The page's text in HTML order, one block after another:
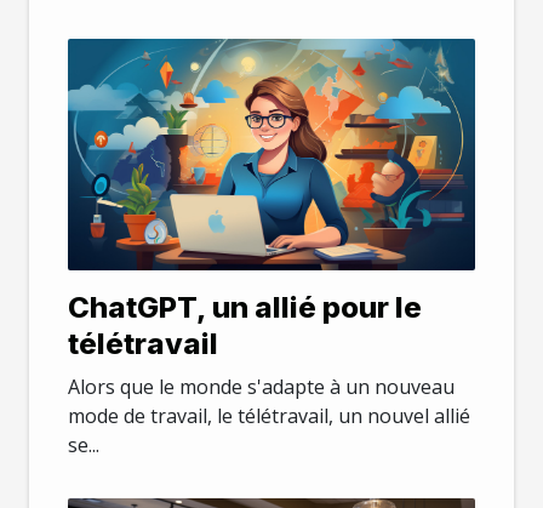
ChatGPT, un allié pour le
télétravail
Alors que le monde s'adapte à un nouveau
mode de travail, le télétravail, un nouvel allié
se...